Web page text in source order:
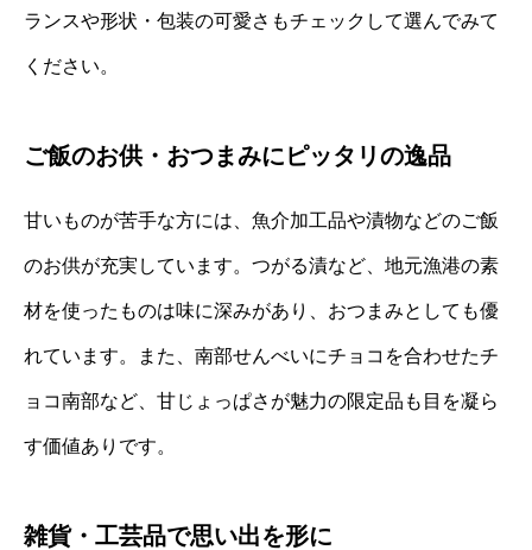
ランスや形状・包装の可愛さもチェックして選んでみて
ください。
ご飯のお供・おつまみにピッタリの逸品
甘いものが苦手な方には、魚介加工品や漬物などのご飯
のお供が充実しています。つがる漬など、地元漁港の素
材を使ったものは味に深みがあり、おつまみとしても優
れています。また、南部せんべいにチョコを合わせたチ
ョコ南部など、甘じょっぱさが魅力の限定品も目を凝ら
す価値ありです。
雑貨・工芸品で思い出を形に